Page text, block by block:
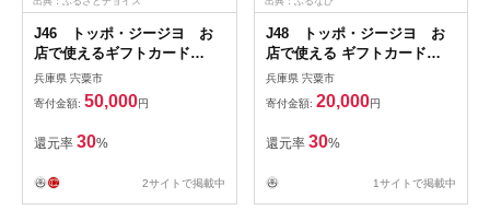
J46 トッポ・ジージヨ お
店で使えるギフトカード
15000円分
兵庫県 宍粟市
寄付金額: 50,000円
還元率 30%
2サイトで掲載中
J48 トッポ・ジージヨ お
店で使える ギフトカード
6000円 分 【 チケット 食事券
ギフト プレゼント レストラ
ン 但馬牛 母の日 父の日 敬老
の日 誕生日 お祝い 】
兵庫県 宍粟市
寄付金額: 20,000円
還元率 30%
1サイトで掲載中